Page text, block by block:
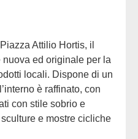
nuova ed originale per la
locali. Dispone di un
è raffinato, con
con stile sobrio e
e mostre cicliche